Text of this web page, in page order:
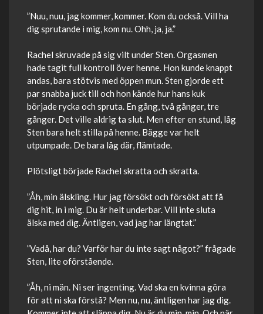
”Nuu, nuu, jag kommer, kommer. Kom du också. Vill ha
dig sprutande i mig, kom nu. Ohh, ja, ja.”
Rachel skruvade på sig vilt under Sten. Orgasmen
hade tagit full kontroll över henne. Hon kunde knappt
andas, bara stötvis med öppen mun. Sten gjorde ett
par snabba juck till och hon kände hur hans kuk
började rycka och spruta. En gång, två gånger, tre
gånger. Det ville aldrig ta slut. Men efter en stund, låg
Sten bara helt stilla på henne. Bägge var helt
utpumpade. De bara låg där, flämtade.
Plötsligt började Rachel skratta och skratta.
”Åh, min älskling. Hur jag försökt och försökt att få
dig hit, in i mig. Du är helt underbar. Vill inte sluta
älska med dig. Äntligen, vad jag har längtat.”
”Vadå, har du? Varför har du inte sagt något?” frågade
Sten, lite oförstående.
”Åh, ni män. Ni ser ingenting. Vad ska en kvinna göra
för att ni ska förstå? Men nu, nu, äntligen har jag dig.